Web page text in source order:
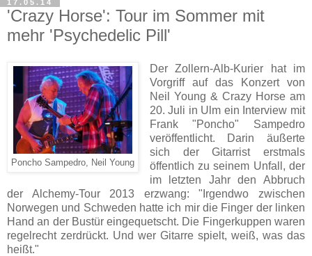
17.05.14
'Crazy Horse': Tour im Sommer mit
mehr 'Psychedelic Pill'
Poncho Sampedro, Neil Young
Der Zollern-Alb-Kurier hat im
Vorgriff auf das Konzert von
Neil Young & Crazy Horse am
20. Juli in Ulm ein Interview mit
Frank "Poncho" Sampedro
veröffentlicht. Darin äußerte
sich der Gitarrist erstmals
öffentlich zu seinem Unfall, der
im letzten Jahr den Abbruch
der Alchemy-Tour 2013 erzwang: "Irgendwo zwischen
Norwegen und Schweden hatte ich mir die Finger der linken
Hand an der Bustür eingequetscht. Die Fingerkuppen waren
regelrecht zerdrückt. Und wer Gitarre spielt, weiß, was das
heißt."